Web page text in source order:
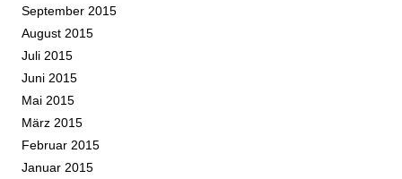
September 2015
August 2015
Juli 2015
Juni 2015
Mai 2015
März 2015
Februar 2015
Januar 2015